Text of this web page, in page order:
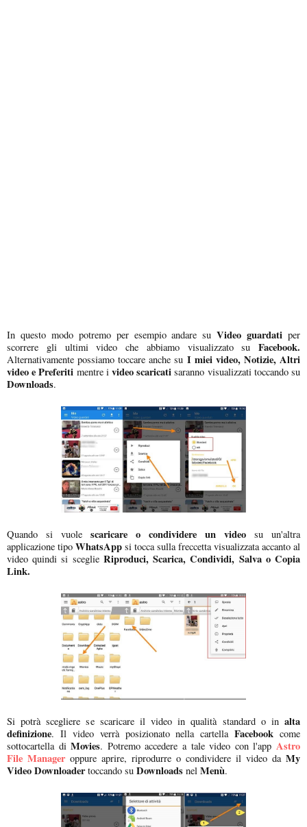
In questo modo potremo per esempio andare suVideo guardati per
scorrere gli ultimi video che abbiamo visualizzato su Facebook.
Alternativamente possiamo toccare anche su I miei video, Notizie, Altri
video e Preferiti mentre ivideo scaricati saranno visualizzati toccando su
Downloads.
Quando si vuole scaricare o condividere un video su un'altra
applicazione tipo WhatsApp si tocca sulla freccetta visualizzata accanto al
video quindi si sceglie Riproduci, Scarica, Condividi, Salva o Copia
Link.
Si potrà scegliere se scaricare il video in qualità standard o inalta
definizione. Il video verrà posizionato nella cartellaFacebook come
sottocartella diMovies. Potremo accedere a tale video con l'app Astro
File Manageroppure aprire, riprodurre o condividere il video da My
Video Downloadertoccando su Downloads nel Menù.